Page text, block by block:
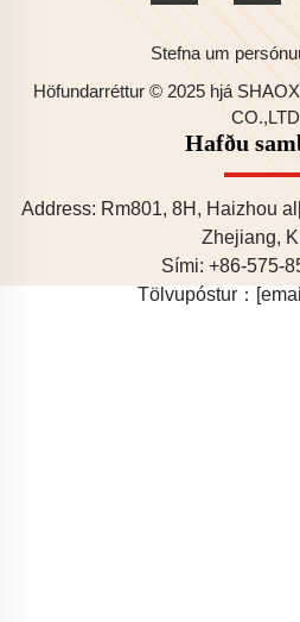
Stefna um
Höfundarréttur © 2025 hjá
CO.,LTD
Hafðu
Address: Rm801, 8H, Haizhou
Zhejiang,
Sími: +86-575-
Tölvupóstur：